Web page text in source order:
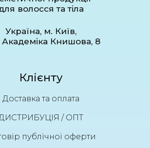
волосся та тіла
Україна, м. Київ,
Академіка Книшова, 8
Клієнту
Доставка та оплата
/ ОПТ
публічної оферти